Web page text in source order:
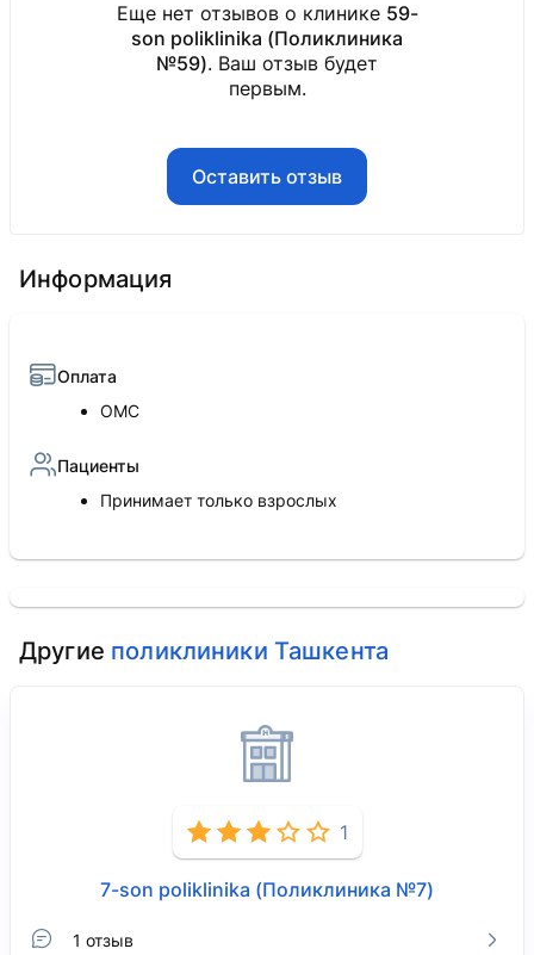
Еще нет отзывов о клинике 59-
son poliklinika (Поликлиника
№59). Ваш отзыв будет
первым.
Оставить отзыв
Информация
Оплата
ОМС
Пациенты
Принимает только взрослых
Другие поликлиники Ташкента
1
7-son poliklinika (Поликлиника №7)
1 отзыв